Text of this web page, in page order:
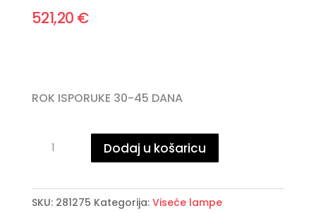
521,20 €
ROK ISPORUKE 30-45 DANA
R62,
Dodaj u košaricu
SKU: 281275 Kategorija: Viseće lampe